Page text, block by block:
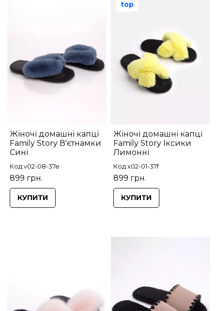
Жіночі домашні капці
Family Story В'єтнамки
Сині
Код v02-08-37e
899 грн.
КУПИТИ
Жіночі домашні капці
Family Story Іксики
Лимонні
Код x02-01-37f
899 грн.
top
КУПИТИ